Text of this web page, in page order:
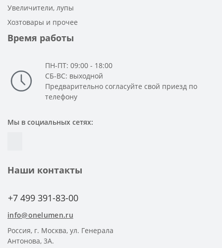
Увеличители, лупы
Хозтовары и прочее
Время работы
ПН-ПТ: 09:00 - 18:00
СБ-ВС: выходной
Предварительно согласуйте свой приезд по
телефону
Мы в социальных сетях:
Наши контакты
+7 499 391-83-00
info@onelumen.ru
Россия, г. Москва, ул. Генерала
Антонова, 3А.